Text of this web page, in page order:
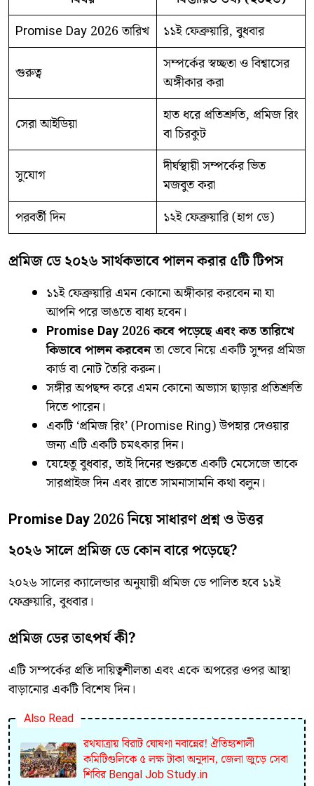
Promise Day 2026 তারিখ
১১ই ফেব্রুয়ারি, বুধবার
গুরুত্ব
সম্পর্কের স্বচ্ছতা ও বিশ্বাসের
অঙ্গীকার করা
সেরা আইডিয়া
হাত ধরে প্রতিশ্রুতি, প্রমিজ রিং
বা চিরকুট
সুযোগ
দীর্ঘস্থায়ী সম্পর্কের ভিত
মজবুত করা
পরবর্তী দিন
১২ই ফেব্রুয়ারি (হাগ ডে)
প্রমিজ ডে ২০২৬ সার্থকভাবে পালন করার ৫টি টিপস
​১১ই ফেব্রুয়ারি এমন কোনো অঙ্গীকার করবেন না যা
আপনি পরে ভাঙতে বাধ্য হবেন।
Promise Day 2026 কবে পড়েছে এবং কত তারিখে
কিভাবে পালন করবেনতা ভেবে নিয়ে একটি সুন্দর প্রমিজ
কার্ড বা নোট তৈরি করুন।
​সঙ্গীর অপছন্দ করে এমন কোনো অভ্যাস ছাড়ার প্রতিশ্রুতি
দিতে পারেন।
​একটি ‘প্রমিজ রিং’ (Promise Ring) উপহার দেওয়ার
জন্য এটি একটি চমৎকার দিন।
​যেহেতু বুধবার, তাই দিনের শুরুতে একটি মেসেজে তাকে
সারপ্রাইজ দিন এবং রাতে সামনাসামনি কথা বলুন।
Promise Day 2026 নিয়ে সাধারণ প্রশ্ন ও উত্তর
২০২৬ সালে প্রমিজ ডে কোন বারে পড়েছে?
​২০২৬ সালের ক্যালেন্ডার অনুযায়ী প্রমিজ ডে পালিত হবে ১১ই
ফেব্রুয়ারি, বুধবার।
প্রমিজ ডের তাৎপর্য কী?
​এটি সম্পর্কের প্রতি দায়িত্বশীলতা এবং একে অপরের ওপর আস্থা
বাড়ানোর একটি বিশেষ দিন।
Also Read
রথযাত্রায় বিরাট ঘোষণা নবান্নের! ঐতিহ্যশালী
কমিটিগুলিকে ৫ লক্ষ টাকা অনুদান, জেলা জুড়ে সেবা
শিবির Bengal Job Study.in